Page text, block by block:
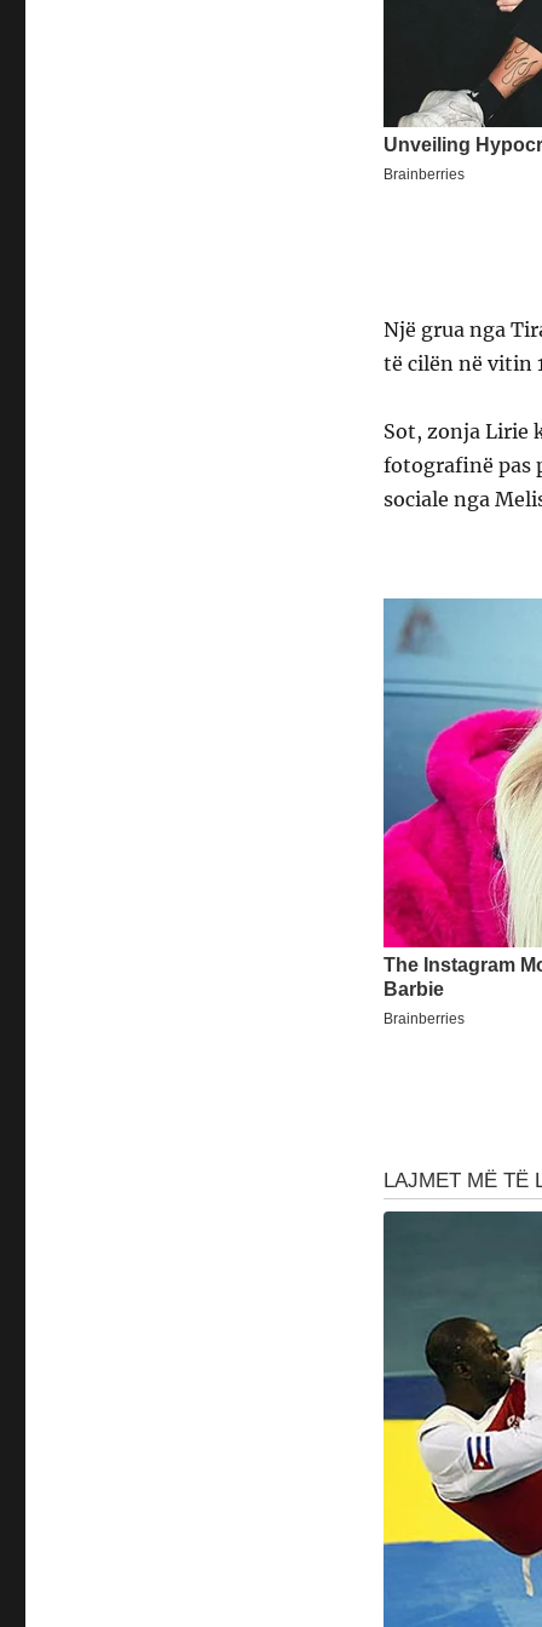
Një grua nga
të cilën në vitin
Sot, zonja Lirie
fotografinë pas
sociale nga